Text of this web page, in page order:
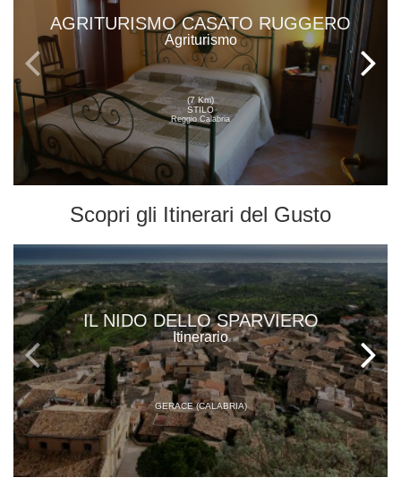
AGRITURISMO CASATO RUGGERO
Agriturismo
(7 Km)
STILO
Reggio Calabria
Scopri gli Itinerari del Gusto
IL NIDO DELLO SPARVIERO
Itinerario
GERACE (CALABRIA)